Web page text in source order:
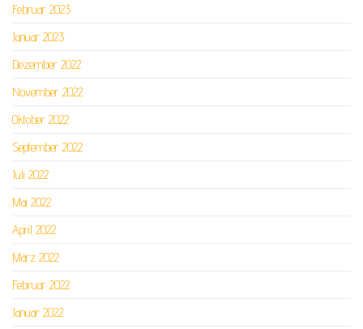
Februar 2023
Januar 2023
Dezember 2022
November 2022
Oktober 2022
September 2022
Juli 2022
Mai 2022
April 2022
März 2022
Februar 2022
Januar 2022